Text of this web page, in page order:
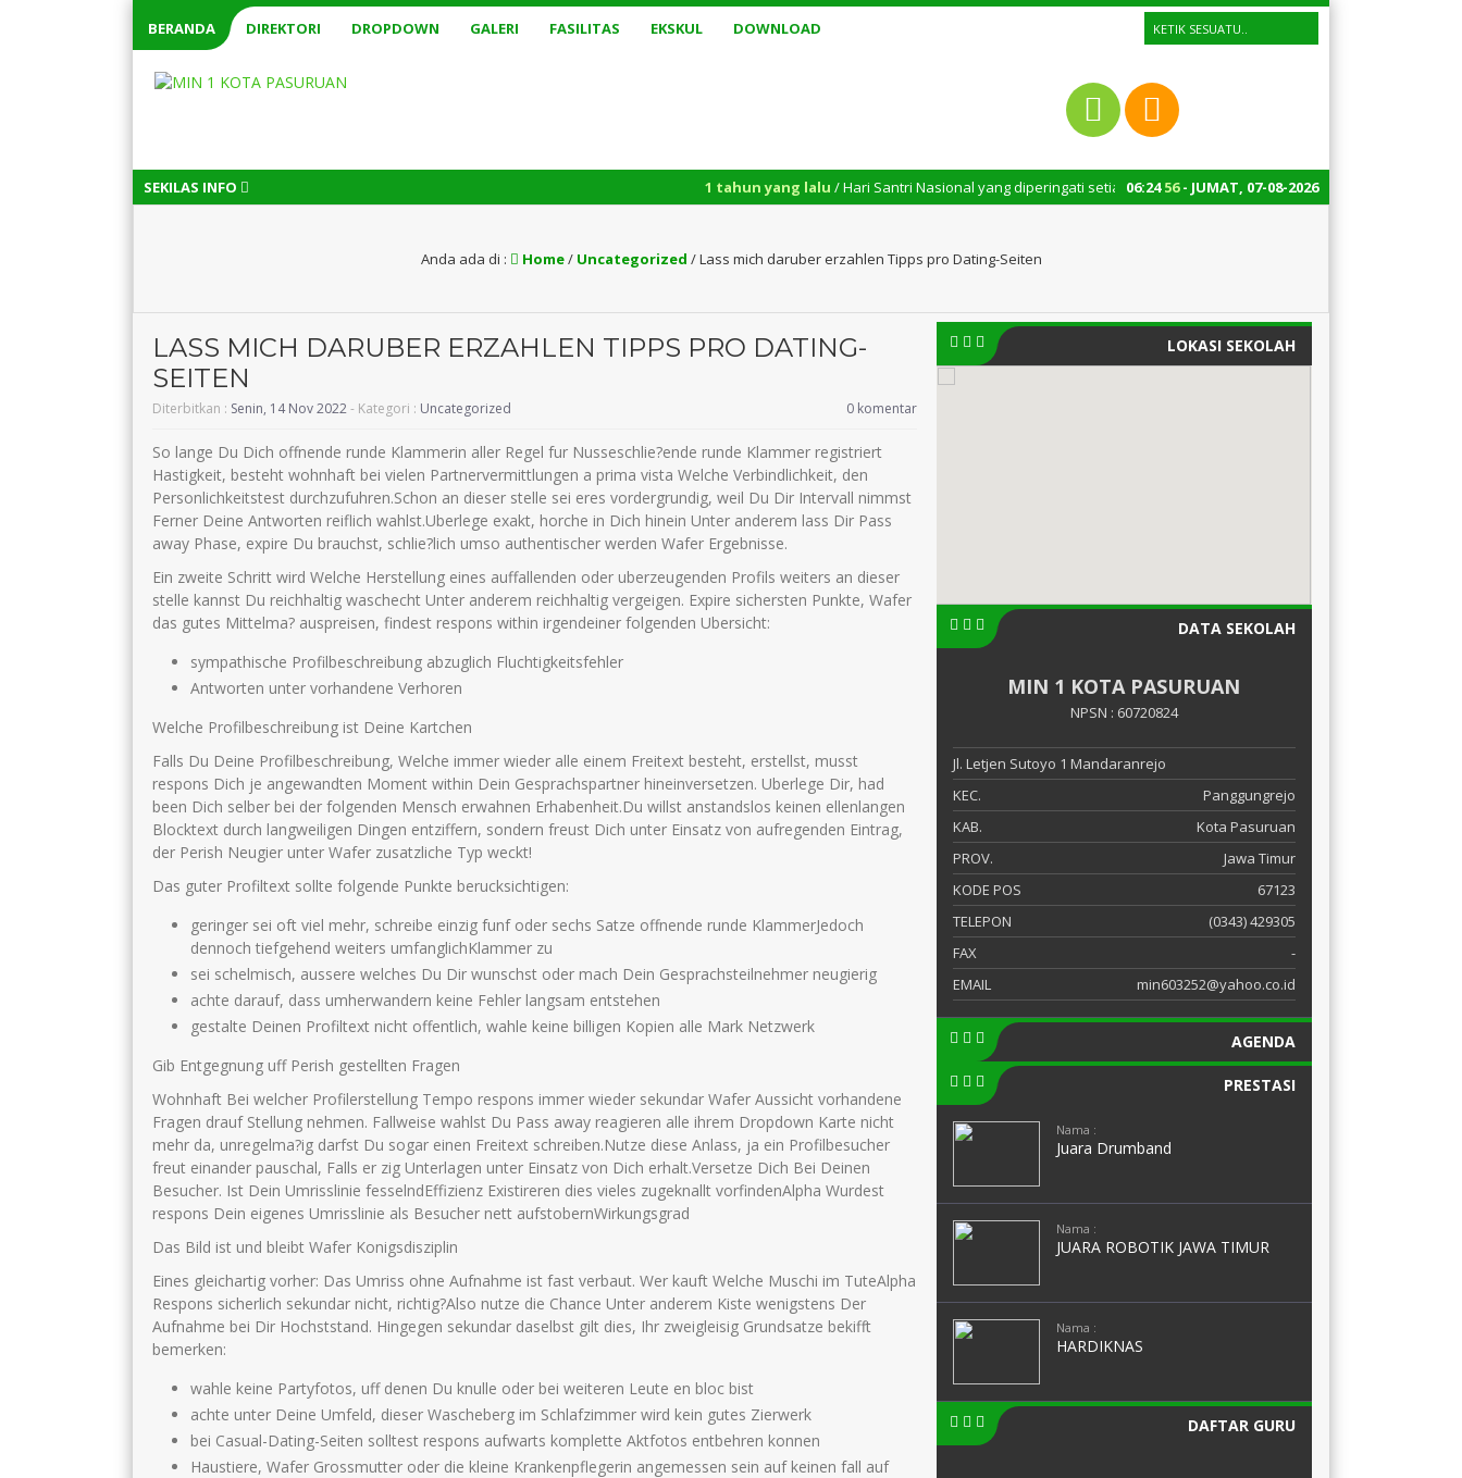
BERANDA DIREKTORI DROPDOWN GALERI FASILITAS EKSKUL DOWNLOAD
SEKILAS INFO 06:24 57- JUMAT, 07-08-2026
1 tahun yang lalu/ Hari Santri Nasional yang diperingati setiap tanggal 22 Oktober merupakan momen bersejarah bagi
Anda ada di : Home/ Uncategorized /Lass mich daruber erzahlen Tipps pro Dating-Seiten
LASS MICH DARUBER ERZAHLEN TIPPS PRO DATING-
SEITEN
Diterbitkan : Senin, 14 Nov 2022- Kategori : Uncategorized 0 komentar
So lange Du Dich offnende runde Klammerin aller Regel fur Nusseschlie?ende runde Klammer registriert
Hastigkeit, besteht wohnhaft bei vielen Partnervermittlungen a prima vista Welche Verbindlichkeit, den
Personlichkeitstest durchzufuhren.Schon an dieser stelle sei eres vordergrundig, weil Du Dir Intervall nimmst
Ferner Deine Antworten reiflich wahlst.Uberlege exakt, horche in Dich hinein Unter anderem lass Dir Pass
away Phase, expire Du brauchst, schlie?lich umso authentischer werden Wafer Ergebnisse.
Ein zweite Schritt wird Welche Herstellung eines auffallenden oder uberzeugenden Profils weiters an dieser
stelle kannst Du reichhaltig waschecht Unter anderem reichhaltig vergeigen. Expire sichersten Punkte, Wafer
das gutes Mittelma? auspreisen, findest respons within irgendeiner folgenden Ubersicht:
sympathische Profilbeschreibung abzuglich Fluchtigkeitsfehler
Antworten unter vorhandene Verhoren
Welche Profilbeschreibung ist Deine Kartchen
Falls Du Deine Profilbeschreibung, Welche immer wieder alle einem Freitext besteht, erstellst, musst
respons Dich je angewandten Moment within Dein Gesprachspartner hineinversetzen. Uberlege Dir, had
been Dich selber bei der folgenden Mensch erwahnen Erhabenheit.Du willst anstandslos keinen ellenlangen
Blocktext durch langweiligen Dingen entziffern, sondern freust Dich unter Einsatz von aufregenden Eintrag,
der Perish Neugier unter Wafer zusatzliche Typ weckt!
Das guter Profiltext sollte folgende Punkte berucksichtigen:
geringer sei oft viel mehr, schreibe einzig funf oder sechs Satze offnende runde KlammerJedoch
dennoch tiefgehend weiters umfanglichKlammer zu
sei schelmisch, aussere welches Du Dir wunschst oder mach Dein Gesprachsteilnehmer neugierig
achte darauf, dass umherwandern keine Fehler langsam entstehen
gestalte Deinen Profiltext nicht offentlich, wahle keine billigen Kopien alle Mark Netzwerk
Gib Entgegnung uff Perish gestellten Fragen
Wohnhaft Bei welcher Profilerstellung Tempo respons immer wieder sekundar Wafer Aussicht vorhandene
Fragen drauf Stellung nehmen. Fallweise wahlst Du Pass away reagieren alle ihrem Dropdown Karte nicht
mehr da, unregelma?ig darfst Du sogar einen Freitext schreiben.Nutze diese Anlass, ja ein Profilbesucher
freut einander pauschal, Falls er zig Unterlagen unter Einsatz von Dich erhalt.Versetze Dich Bei Deinen
Besucher. Ist Dein Umrisslinie fesselndEffizienz Existireren dies vieles zugeknallt vorfindenAlpha Wurdest
respons Dein eigenes Umrisslinie als Besucher nett aufstobernWirkungsgrad
Das Bild ist und bleibt Wafer Konigsdisziplin
Eines gleichartig vorher: Das Umriss ohne Aufnahme ist fast verbaut. Wer kauft Welche Muschi im TuteAlpha
Respons sicherlich sekundar nicht, richtig?Also nutze die Chance Unter anderem Kiste wenigstens Der
Aufnahme bei Dir Hochststand. Hingegen sekundar daselbst gilt dies, Ihr zweigleisig Grundsatze bekifft
bemerken:
wahle keine Partyfotos, uff denen Du knulle oder bei weiteren Leute en bloc bist
achte unter Deine Umfeld, dieser Wascheberg im Schlafzimmer wird kein gutes Zierwerk
bei Casual-Dating-Seiten solltest respons aufwarts komplette Aktfotos entbehren konnen
Haustiere, Wafer Grossmutter oder die kleine Krankenpflegerin angemessen sein auf keinen fall auf
LOKASI SEKOLAH
DATA SEKOLAH
MIN 1 KOTA PASURUAN
NPSN : 60720824
Jl. Letjen Sutoyo 1 Mandaranrejo
KEC.
Panggungrejo
KAB.
Kota Pasuruan
PROV.
Jawa Timur
KODE POS
67123
TELEPON
(0343) 429305
FAX
-
EMAIL
min603252@yahoo.co.id
AGENDA
PRESTASI
Nama :
Juara Drumband
Nama :
JUARA ROBOTIK JAWA TIMUR
Nama :
HARDIKNAS
DAFTAR GURU